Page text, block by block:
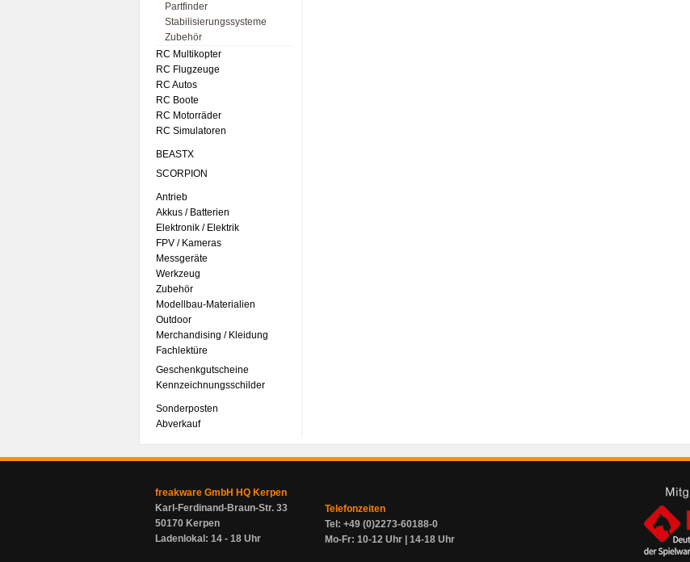
Partfinder
Stabilisierungssysteme
Zubehör
RC Multikopter
RC Flugzeuge
RC Autos
RC Boote
RC Motorräder
RC Simulatoren
BEASTX
SCORPION
Antrieb
Akkus / Batterien
Elektronik / Elektrik
FPV / Kameras
Messgeräte
Werkzeug
Zubehör
Modellbau-Materialien
Outdoor
Merchandising / Kleidung
Fachlektüre
Geschenkgutscheine
Kennzeichnungsschilder
Sonderposten
Abverkauf
freakware GmbH HQ Kerpen
Karl-Ferdinand-Braun-Str. 33
50170 Kerpen
Ladenlokal: 14 - 18 Uhr
Telefonzeiten
Tel: +49 (0)2273-60188-0
Mo-Fr: 10-12 Uhr | 14-18 Uhr